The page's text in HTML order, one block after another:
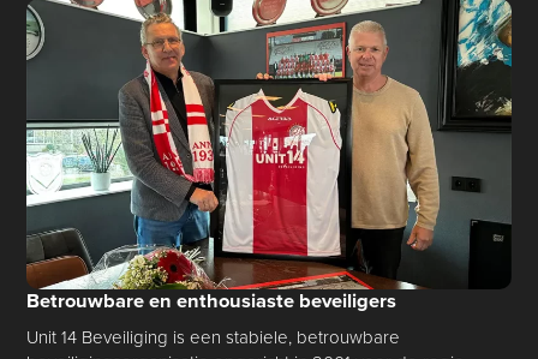
Betrouwbare en enthousiaste beveiligers
Unit 14 Beveiliging is een stabiele, betrouwbare